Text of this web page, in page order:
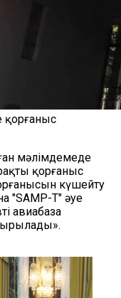
қорғаныс
мәлімдемеде
қорғаныс
күшейту
"SAMP-T" әуе
авиабаза